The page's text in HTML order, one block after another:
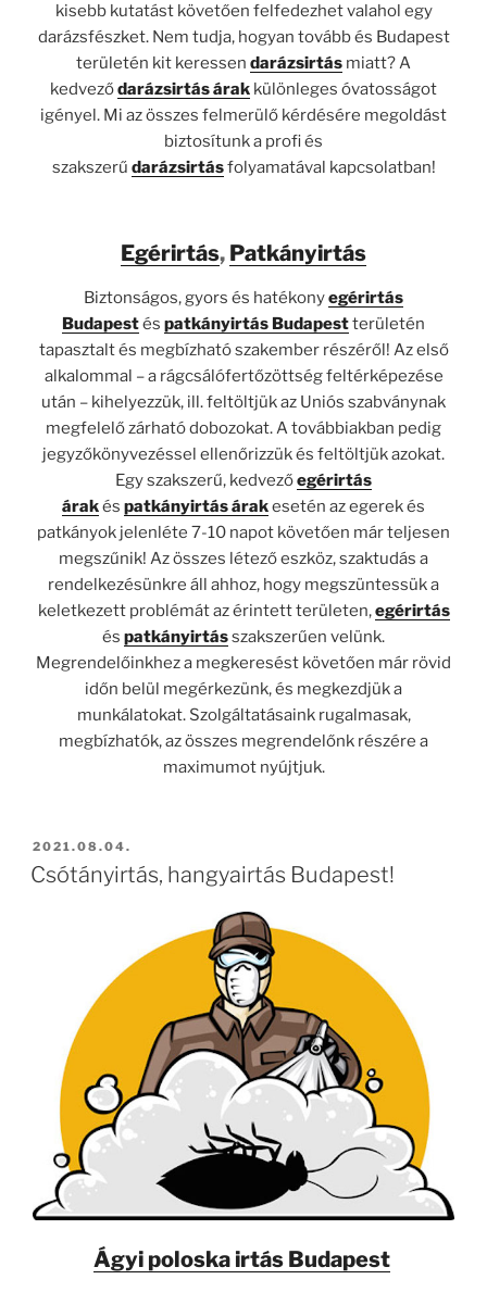
kisebb kutatást követően felfedezhet valahol egy
darázsfészket. Nem tudja, hogyan tovább és Budapest
területén kit keressen darázsirtás miatt? A
kedveződarázsirtás árak különleges óvatosságot
igényel. Mi az összes felmerülő kérdésére megoldást
biztosítunk a profi és
szakszerű darázsirtásfolyamatával kapcsolatban!
Egérirtás, Patkányirtás
Biztonságos, gyors és hatékonyegérirtás
Budapestés patkányirtás Budapestterületén
tapasztalt és megbízható szakember részéről! Az első
alkalommal – a rágcsálófertőzöttség feltérképezése
után – kihelyezzük, ill. feltöltjük az Uniós szabványnak
megfelelő zárható dobozokat. A továbbiakban pedig
jegyzőkönyvezéssel ellenőrizzük és feltöltjük azokat.
Egy szakszerű, kedvezőegérirtás
árakés patkányirtás árakesetén az egerek és
patkányok jelenléte 7-10 napot követően már teljesen
megszűnik! Az összes létező eszköz, szaktudás a
rendelkezésünkre áll ahhoz, hogy megszüntessük a
keletkezett problémát az érintett területen,egérirtás
és patkányirtásszakszerűen velünk.
Megrendelőinkhez a megkeresést követően már rövid
időn belül megérkezünk, és megkezdjük a
munkálatokat. Szolgáltatásaink rugalmasak,
megbízhatók, az összes megrendelőnk részére a
maximumot nyújtjuk.
BEKÜLDVE:
2021.08.04.
Csótányirtás, hangyairtás Budapest!
Ágyi poloska irtás Budapest